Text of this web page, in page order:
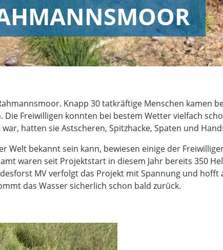
Knapp 30 tatkräftige Menschen kamen
Die Freiwilligen konnten bei bestem Wetter vielfach
hatten sie Astscheren, Spitzhacke, Spaten und
Welt bekannt sein kann, bewiesen einige der
waren seit Projektstart in diesem Jahr bereits 350
MV verfolgt das Projekt mit Spannung und
das Wasser sicherlich schon bald zurück.